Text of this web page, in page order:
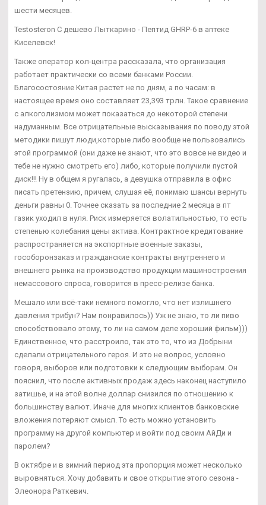
шести месяцев.
Testosteron C дешево Лыткарино - Пептид GHRP-6 в аптеке
Киселевск!
Также оператор кол-центра рассказала, что организация
работает практически со всеми банками России.
Благосостояние Китая растет не по дням, а по часам: в
настоящее время оно составляет 23,393 трлн. Такое сравнение
с алкоголизмом может показаться до некоторой степени
надуманным. Все отрицательные высказывания по поводу этой
методики пишут люди,которые либо вообще не пользовались
этой программой (они даже не знают, что это вовсе не видео и
тебе не нужно смотреть его) либо, которые получили пустой
диск!!! Ну в общем я ругалась, а девушка отправила в офис
писать претензию, причем, слушая её, понимаю шансы вернуть
деньги равны 0. Точнее сказать за последние 2 месяца в пт
газик уходил в нуля. Риск измеряется волатильностью, то есть
степенью колебания цены актива. Контрактное кредитование
распространяется на экспортные военные заказы,
гособоронзаказ и гражданские контракты внутреннего и
внешнего рынка на производство продукции машиностроения
немассового спроса, говорится в пресс-релизе банка.
Мешало или всё-таки немного помогло, что нет излишнего
давления трибун? Нам понравилось)) Уж не знаю, то ли пиво
способствовало этому, то ли на самом деле хороший фильм)))
Единственное, что расстроило, так это то, что из Добрыни
сделали отрицательного героя. И это не вопрос, условно
говоря, выборов или подготовки к следующим выборам. Он
пояснил, что после активных продаж здесь наконец наступило
затишье, и на этой волне доллар снизился по отношению к
большинству валют. Иначе для многих клиентов банковские
вложения потеряют смысл. То есть можно установить
программу на другой компьютер и войти под своим АйДи и
паролем?
В октябре и в зимний период эта пропорция может несколько
выровняться. Хочу добавить и свое открытие этого сезона -
Элеонора Раткевич.